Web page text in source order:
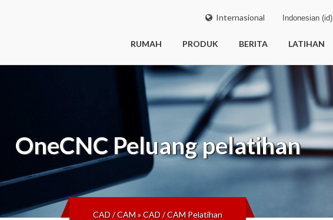
Internasional Indonesian (id)
RUMAH PRODUK BERITA LATIHAN
OneCNCPeluang pelatihan
CAD / CAM»CAD / CAM Pelatihan